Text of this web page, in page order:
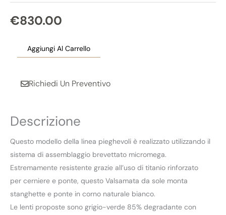
€830.00
Aggiungi Al Carrello
Richiedi Un Preventivo
Descrizione
Questo modello della linea pieghevoli è realizzato utilizzando il
sistema di assemblaggio brevettato micromega.
Estremamente resistente grazie all’uso di titanio rinforzato
per cerniere e ponte, questo Valsamata da sole monta
stanghette e ponte in corno naturale bianco.
Le lenti proposte sono grigio-verde 85% degradante con